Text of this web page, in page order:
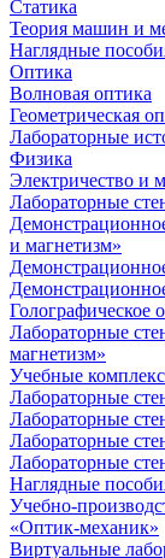
Статика
Теория машин и
Наглядные
Оптика
Волновая оптика
Геометрическая
Лабораторные
Физика
Электричество и
Лабораторные
и магнетизм»
Голографическое
Лабораторные
магнетизм»
Учебные
Лабораторные
Лабораторные
Лабораторные
Лабораторные
Наглядные
Учебно-
«Оптик-механик»
Виртуальные